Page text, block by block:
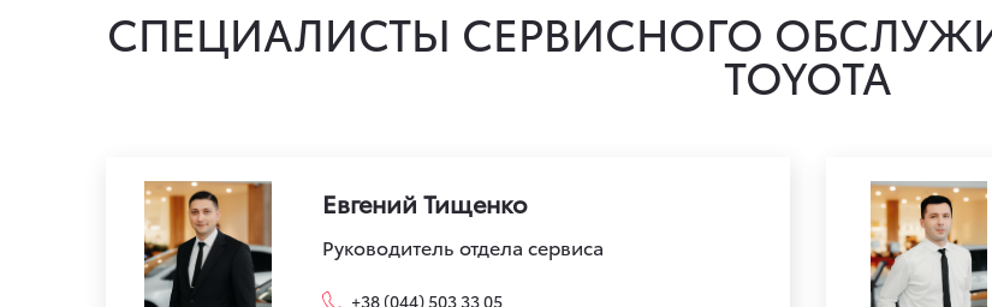
СПЕЦИАЛИСТЫ СЕРВИСНОГО
TOYOTA
Евгений Тищенко
Руководитель отдела сервиса
+38 (044) 503 33 05